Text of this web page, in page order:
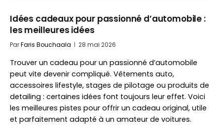
Idées cadeaux pour passionné d’automobile :
les meilleures idées
ParFaris Bouchaala 28 mai 2026
Trouver un cadeau pour un passionné d’automobile
peut vite devenir compliqué. Vêtements auto,
accessoires lifestyle, stages de pilotage ou produits de
detailing : certaines idées font toujours leur effet. Voici
les meilleures pistes pour offrir un cadeau original, utile
et parfaitement adapté à un amateur de voitures.